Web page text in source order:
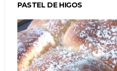
PASTEL DE HIGOS